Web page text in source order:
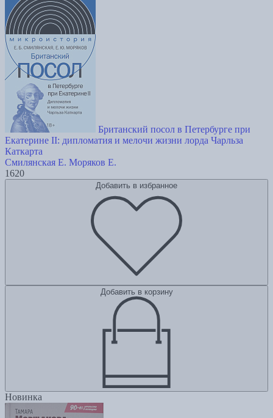
Британский посол в Петербурге при
Екатерине II: дипломатия и мелочи жизни лорда Чарльза
Каткарта
Смилянская Е. Моряков Е.
1620
Добавить в избранное
Добавить в корзину
Новинка